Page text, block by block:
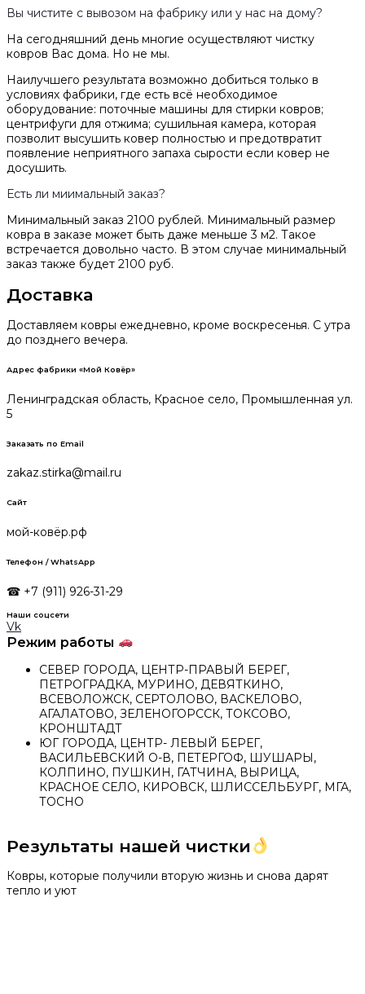
Вы чистите с вывозом на фабрику или у нас на дому?
На сегодняшний день многие осуществляют чистку
ковров Вас дома. Но не мы.
Наилучшего результата возможно добиться только в
условиях фабрики, где есть всё необходимое
оборудование: поточные машины для стирки ковров;
центрифуги для отжима; сушильная камера, которая
позволит высушить ковер полностью и предотвратит
появление неприятного запаха сырости если ковер не
досушить.
Есть ли миимальный заказ?
Минимальный заказ 2100 рублей. Минимальный размер
ковра в заказе может быть даже меньше 3 м2. Такое
встречается довольно часто. В этом случае минимальный
заказ также будет 2100 руб.
Доставка
Доставляем ковры ежедневно, кроме воскресенья. С утра
до позднего вечера.
Адрес фабрики «Мой Ковёр»
Ленинградская область, Красное село, Промышленная ул.
5
Заказать по Email
zakaz.stirka@mail.ru
Сайт
мой-ковёр.рф
Телефон / WhatsApp
☎ +7 (911) 926-31-29
Наши соцсети
Vk
Режим работы
СЕВЕР ГОРОДА, ЦЕНТР-ПРАВЫЙ БЕРЕГ,
ПЕТРОГРАДКА, МУРИНО, ДЕВЯТКИНО,
ВСЕВОЛОЖСК, СЕРТОЛОВО, ВАСКЕЛОВО,
АГАЛАТОВО, ЗЕЛЕНОГОРССК, ТОКСОВО,
КРОНШТАДТ
ЮГ ГОРОДА, ЦЕНТР- ЛЕВЫЙ БЕРЕГ,
ВАСИЛЬЕВСКИЙ О-В, ПЕТЕРГОФ, ШУШАРЫ,
КОЛПИНО, ПУШКИН, ГАТЧИНА, ВЫРИЦА,
КРАСНОЕ СЕЛО, КИРОВСК, ШЛИССЕЛЬБУРГ, МГА,
ТОСНО
Результаты нашей чистки
Ковры, которые получили вторую жизнь и снова дарят
тепло и уют